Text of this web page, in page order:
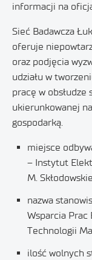
informacji na
Sieć Badawcza
oferuje
oraz podjęcia
udziału w
pracę w
ukierunkowanej
gospodarką.
miejsce
– Instytut
M.
nazwa
Wsparcia Prac
Technologii
ilość wolnych